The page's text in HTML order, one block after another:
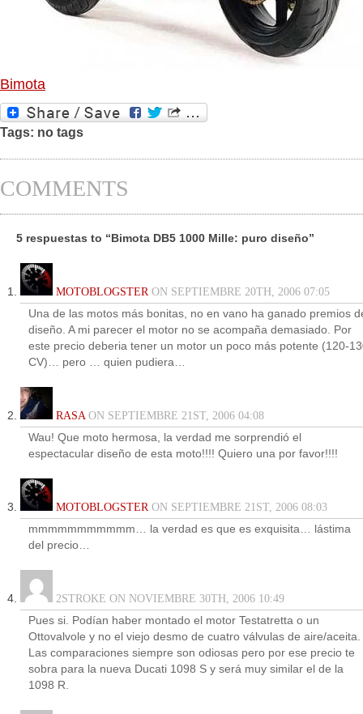
Bimota
Tags: no tags
COMMENTS
5 respuestas to “Bimota DB5 1000 Mille: puro diseño”
MOTOBLOGSTERON SEPTIEMBRE 20TH, 2006 07:05
Una de las motos más bonitas, no en vano ha ganado premios
diseño. A mi parecer el motor no se acompaña demasiado. Por
este precio deberia tener un motor un poco más potente (120-
CV)… pero … quien pudiera…
RASAON SEPTIEMBRE 21ST, 2006 04:08
Wau! Que moto hermosa, la verdad me sorprendió el
espectacular diseño de esta moto!!!! Quiero una por favor!!!!
MOTOBLOGSTERON SEPTIEMBRE 21ST, 2006 08:03
mmmmmmmmmmm… la verdad es que es exquisita… lástima
del precio…
2STROKE ON NOVIEMBRE 30TH, 2006 10:49
Pues si. Podían haber montado el motor Testatretta o un
Ottovalvole y no el viejo desmo de cuatro válvulas de aire/aceita.
Las comparaciones siempre son odiosas pero por ese precio te
sobra para la nueva Ducati 1098 S y será muy similar el de la
1098 R.